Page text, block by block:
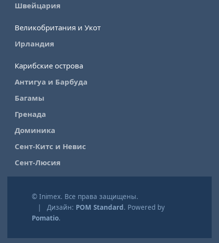
Швейцария
Великобритания и Укот
Ирландия
Карибские острова
Антигуа и Барбуда
Багамы
Гренада
Доминика
Сент-Китс и Невис
Сент-Люсия
© Inimex. Все права защищены.
| Дизайн: POM Standard. Powered by
Pomatio.